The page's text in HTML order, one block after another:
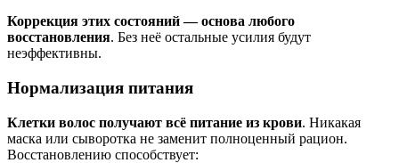
Коррекция этих состояний — основа любого
восстановления. Без неё остальные усилия будут
неэффективны.
Нормализация питания
Клетки волос получают всё питание из крови. Никакая
маска или сыворотка не заменит полноценный рацион.
Восстановлению способствует: